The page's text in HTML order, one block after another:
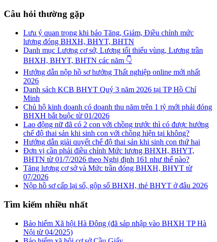
Câu hỏi thường gặp
Lưu ý quan trọng khi báo Tăng, Giảm, Điều chỉnh mức
lương đóng BHXH, BHYT, BHTN
Danh mục Lương cơ sở, Lương tối thiểu vùng, Lương trần
BHXH, BHYT, BHTN các năm 👇
Hướng dẫn nộp hồ sơ hưởng Thất nghiệp online mới nhất
2026
Danh sách KCB BHYT Quý 3 năm 2026 tại TP Hồ Chí
Minh
Chủ hộ kinh doanh có doanh thu năm trên 1 tỷ mới phải đóng
BHXH bắt buộc từ 01/2026
Lao động nữ đã có 2 con với chồng trước thì có được hưởng
chế độ thai sản khi sinh con với chồng hiện tại không?
Hướng dẫn giải quyết chế độ thai sản khi sinh con thứ hai
Đơn vị cần phải điều chỉnh Mức lương BHXH, BHYT,
BHTN từ 01/7/2026 theo Nghị định 161 như thế nào?
Tăng lương cơ sở và Mức trần đóng BHXH, BHYT từ
07/2026
Nộp hồ sơ cấp lại sổ, gộp sổ BHXH, thẻ BHYT ở đâu 2026
Tìm kiếm nhiều nhất
Bảo hiểm Xã hội Hà Đông (đã sáp nhập vào BHXH TP Hà
Nội từ 04/2025)